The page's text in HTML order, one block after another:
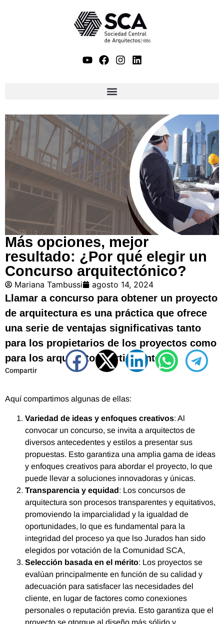
Más opciones, mejor
resultado: ¿Por qué elegir un
Concurso arquitectónico?
Mariana Tambussi agosto 14, 2024
Llamar a concurso para obtener un proyecto
de arquitectura es una práctica que ofrece
una serie de ventajas significativas tanto
para los propietarios de los proyectos como
para los arquitectos participantes.
Compartir
Aquí compartimos algunas de ellas:
Variedad de ideas y enfoques creativos: Al
convocar un concurso, se invita a arquitectos de
diversos antecedentes y estilos a presentar sus
propuestas. Esto garantiza una amplia gama de ideas
y enfoques creativos para abordar el proyecto, lo que
puede llevar a soluciones innovadoras y únicas.
Transparencia y equidad: Los concursos de
arquitectura son procesos transparentes y equitativos,
promoviendo la imparcialidad y la igualdad de
oportunidades, lo que es fundamental para la
integridad del proceso ya que lso Jurados han sido
elegidos por votación de la Comunidad SCA,
Selección basada en el mérito: Los proyectos se
evalúan principalmente en función de su calidad y
adecuación para satisfacer las necesidades del
cliente, en lugar de factores como conexiones
personales o reputación previa. Esto garantiza que el
proyecto se otorgue al diseño más sólido y